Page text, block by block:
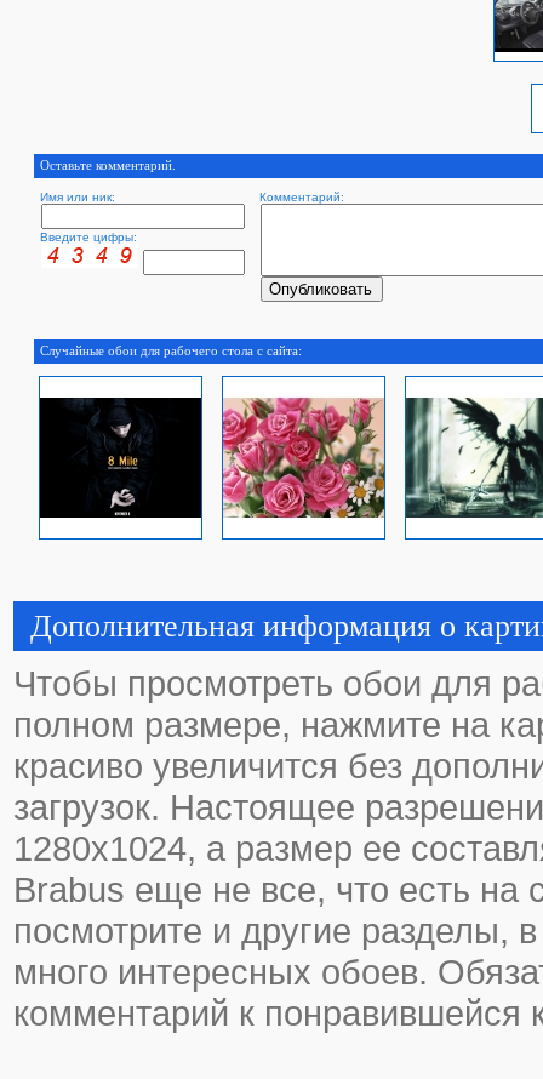
Оставьте комментарий.
Имя или ник: Комментарий:
Введите цифры:
Случайные обои для рабочего стола с сайта:
Дополнительная информация о
Чтобы просмотреть обои для
полном размере, нажмите на
красиво увеличится без
загрузок. Настоящее
1280х1024, а размер ее
Brabus еще не все, что есть на
посмотрите и другие разделы,
много интересных обоев.
комментарий к понравившейся